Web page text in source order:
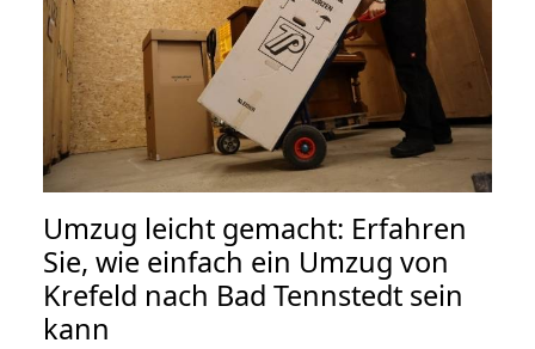
Umzug leicht gemacht: Erfahren
Sie, wie einfach ein Umzug von
Krefeld nach Bad Tennstedt sein
kann